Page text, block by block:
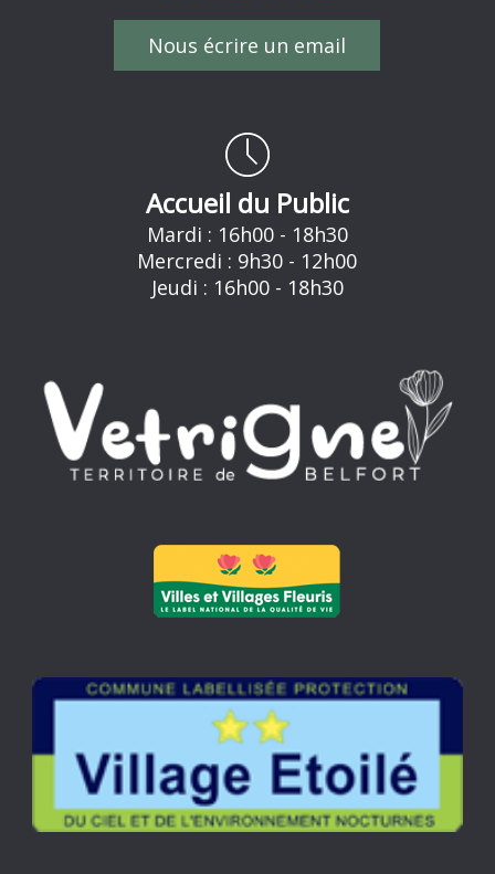
Nous écrire un email
Accueil du Public
Mardi : 16h00 - 18h30
Mercredi : 9h30 - 12h00
Jeudi : 16h00 - 18h30